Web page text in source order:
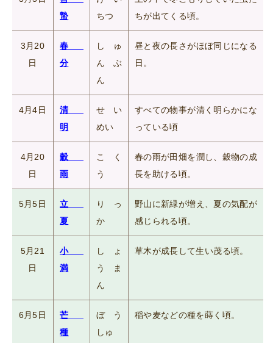
蟄
ちつ
ちが出てくる頃。
3月20
日
春
分
しゅ
んぶ
ん
昼と夜の長さがほぼ同じになる
日。
4月4日
清
明
せい
めい
すべての物事が清く明らかにな
っている頃
4月20
日
穀
雨
こく
う
春の雨が田畑を潤し、穀物の成
長を助ける頃。
5月5日
立
夏
りっ
か
野山に新緑が増え、夏の気配が
感じられる頃。
5月21
日
小
満
しょ
うま
ん
草木が成長して生い茂る頃。
6月5日
芒
種
ぼう
しゅ
稲や麦などの種を蒔く頃。